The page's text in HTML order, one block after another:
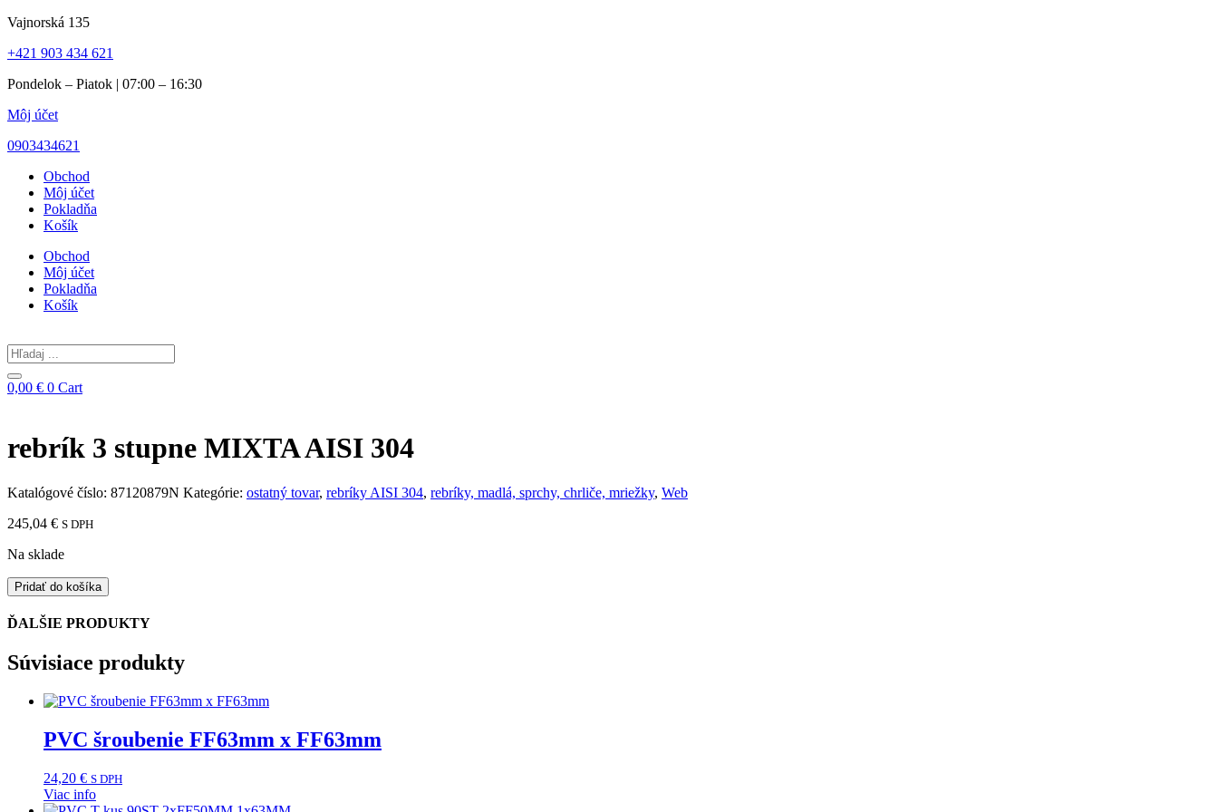
Preskočiť
obsah
Vajnorská 135
+421 903 434 621
Pondelok – Piatok | 07:00 – 16:30
Môj účet
0903434621
Obchod
Môj účet
Pokladňa
Košík
Obchod
Môj účet
Pokladňa
Košík
Search
...
0,00 € 0 Cart
rebrík 3 stupne MIXTA AISI 304
Katalógové číslo: 87120879N Kategórie: ostatný tovar, rebríky AISI 304, rebríky, madlá, sprchy, chrliče, mriežky, Web
245,04 € S DPH
Na sklade
množstvo
rebrík
3
stupne
AISI
Pridať do košíka
ĎALŠIE PRODUKTY
Súvisiace produkty
PVC šroubenie FF63mm x FF63mm
24,20 € S DPH
Viac info